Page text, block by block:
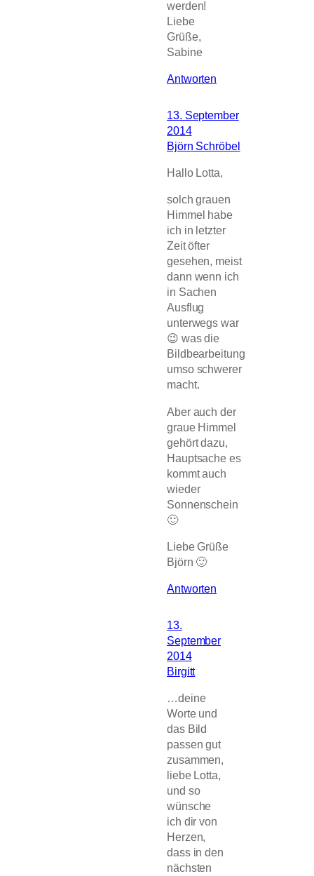
werden!
Liebe
Grüße,
Sabine
Antworten
13. September
2014
Björn Schröbel
Hallo Lotta,
solch grauen
Himmel habe
ich in letzter
Zeit öfter
gesehen, meist
dann wenn ich
in Sachen
Ausflug
unterwegs war
😉 was die
Bildbearbeitung
umso schwerer
macht.
Aber auch der
graue Himmel
gehört dazu,
Hauptsache es
kommt auch
wieder
Sonnenschein
🙂
Liebe Grüße
Björn 🙂
Antworten
13.
September
2014
Birgitt
…deine
Worte und
das Bild
passen gut
zusammen,
liebe Lotta,
und so
wünsche
ich dir von
Herzen,
dass in den
nächsten